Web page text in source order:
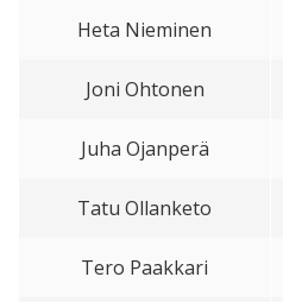
Heta Nieminen
Joni Ohtonen
Juha Ojanperä
Tatu Ollanketo
Tero Paakkari